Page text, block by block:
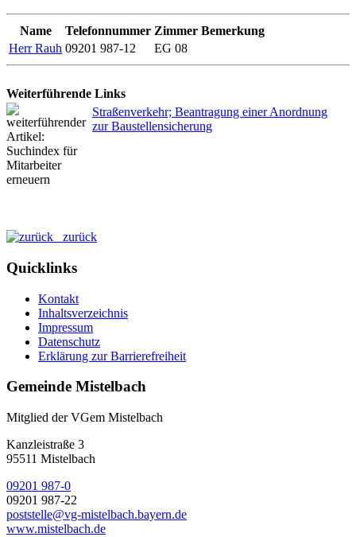
Name Telefonnummer Zimmer Bemerkung
Herr Rauh 09201 987-12 EG 08
Weiterführende Links
Straßenverkehr; Beantragung einer Anordnung
zur Baustellensicherung
zurück
Quicklinks
Kontakt
Inhaltsverzeichnis
Impressum
Datenschutz
Erklärung zur Barrierefreiheit
Gemeinde Mistelbach
Mitglied der VGem Mistelbach
Kanzleistraße 3
95511 Mistelbach
09201 987-0
09201 987-22
poststelle@vg-mistelbach.bayern.de
www.mistelbach.de